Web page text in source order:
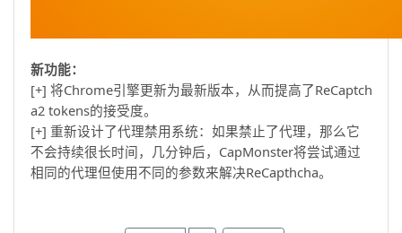
新功能：
[+] 将Chrome引擎更新为最新版本，从而提高了ReCaptch
a2 tokens的接受度。
[+] 重新设计了代理禁用系统：如果禁止了代理，那么它
不会持续很长时间，几分钟后，CapMonster将尝试通过
相同的代理但使用不同的参数来解决ReCapthcha。